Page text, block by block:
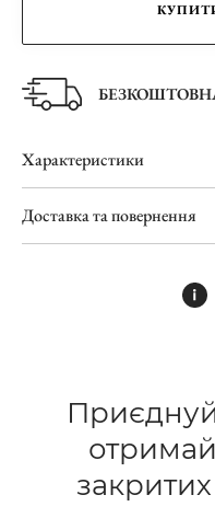
Характеристики
Доставка та повернення